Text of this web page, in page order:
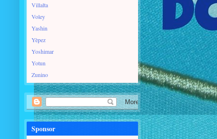
Villalta
Voley
Yashin
Yèpez
Yoshimar
Yotun
Zunino
Sponsor